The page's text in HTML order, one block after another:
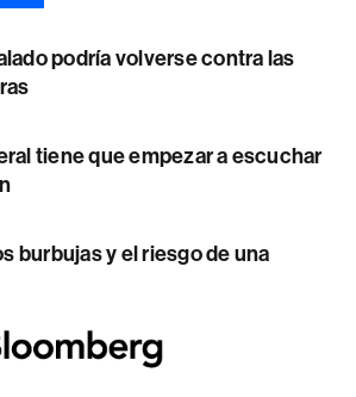
podría volverse contra las
tiene que empezar a escuchar
burbujas y el riesgo de una